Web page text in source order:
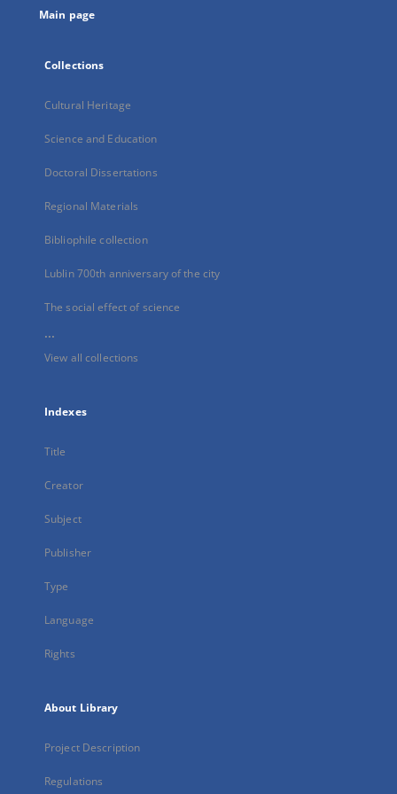
Main page
Collections
Cultural Heritage
Science and Education
Doctoral Dissertations
Regional Materials
Bibliophile collection
Lublin 700th anniversary of the city
The social effect of science
...
View all collections
Indexes
Title
Creator
Subject
Publisher
Type
Language
Rights
About Library
Project Description
Regulations